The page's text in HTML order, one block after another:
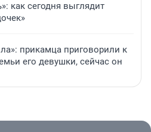
как сегодня выглядит
прикамца приговорили к
его девушки, сейчас он